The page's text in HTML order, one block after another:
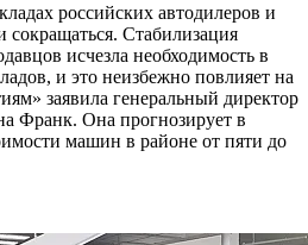
российских автодилеров и
сокращаться. Стабилизация
исчезла необходимость в
и это неизбежно повлияет на
заявила генеральный директор
Франк. Она прогнозирует в
машин в районе от пяти до